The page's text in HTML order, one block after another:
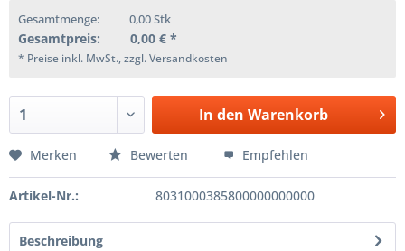
Gesamtmenge: 0,00Stk
Gesamtpreis: 0,00 € *
* Preise inkl. MwSt., zzgl. Versandkosten
In den Warenkorb
Merken Bewerten Empfehlen
Artikel-Nr.: 8031000385800000000000
Beschreibung